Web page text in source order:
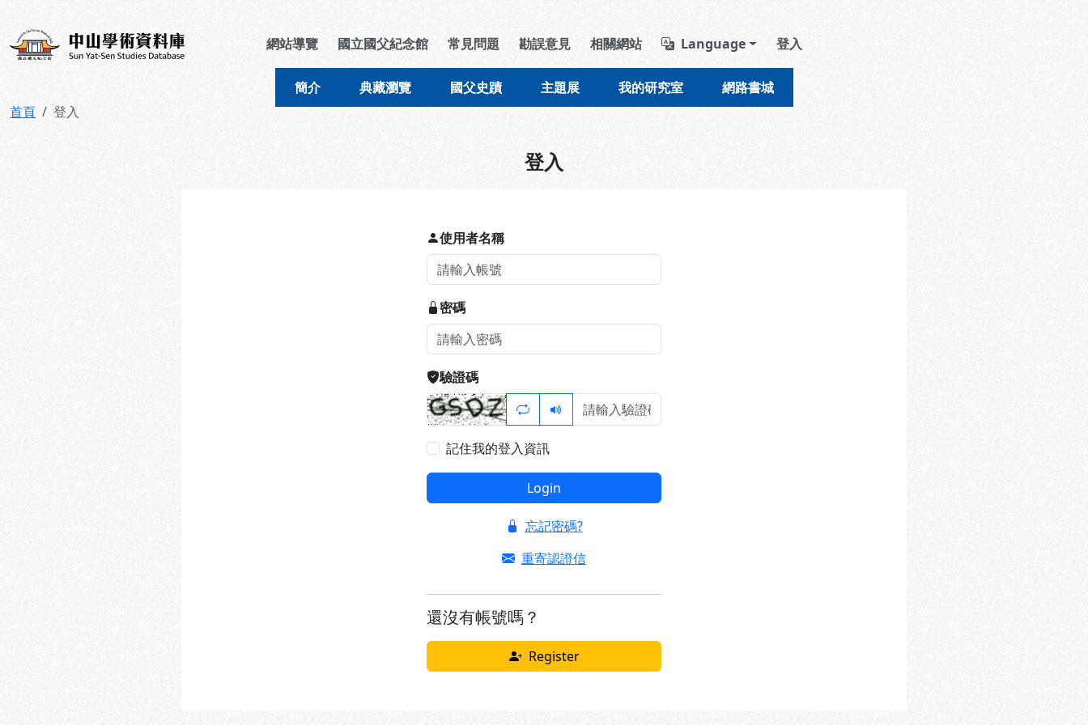
中山學術資料庫 導覽列區塊
網站導覽 國立國父紀念館 常見問題 勘誤意見 相關網站 Language 登入
簡介 典藏瀏覽 國父史蹟 主題展 我的研究室 網路書城
首頁 登入
登入
使用者名稱
密碼
驗證碼
記住我的登入資訊
Login
忘記密碼?
重寄認證信
還沒有帳號嗎？
Register